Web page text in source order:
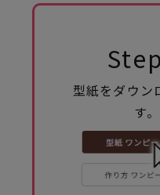
型紙をダウン
す。